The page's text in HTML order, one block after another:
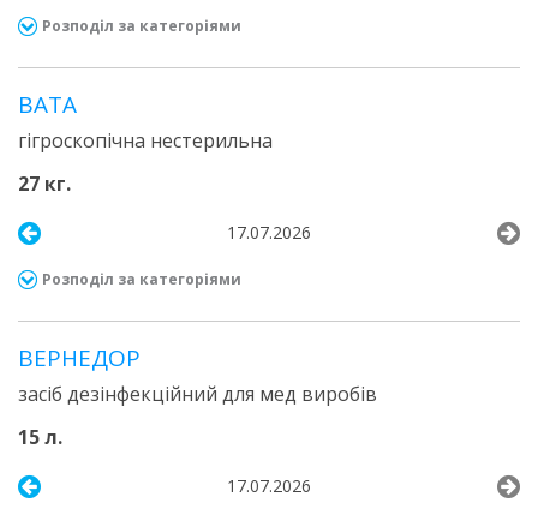
Розподіл за категоріями
ВАТА
гігроскопічна нестерильна
27 кг.
17.07.2026
Розподіл за категоріями
ВЕРНЕДОР
засіб дезінфекційний для мед виробів
15 л.
17.07.2026